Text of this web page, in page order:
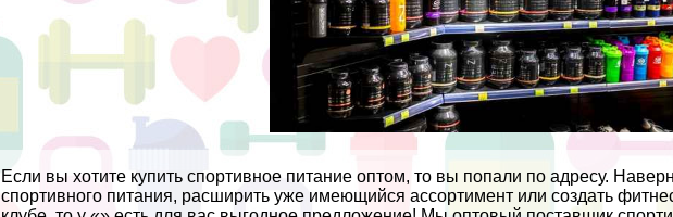
Если вы хотите купить спортивное питание оптом, то вы попали по адресу.
спортивного питания, расширить уже имеющийся ассортимент или создать